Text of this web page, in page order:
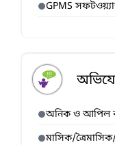
GPMS
অনিক ও আপিল
মাসিক/